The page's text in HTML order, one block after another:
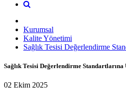
Kurumsal
Kalite Yönetimi
Sağlık Tesisi Değerlendirme
Sağlık Tesisi Değerlendirme
02 Ekim 2025